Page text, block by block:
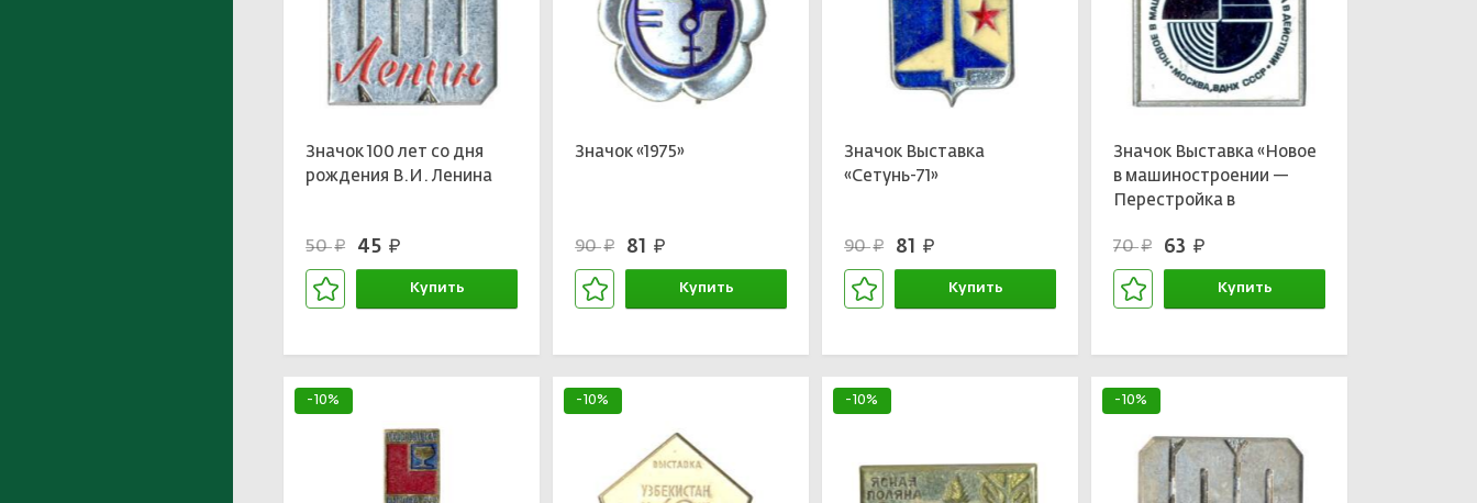
Значок 100 лет со дня
рождения В.И. Ленина
50руб. 45 руб.
Купить
Значок «1975»
90руб. 81 руб.
Купить
Значок Выставка
«Сетунь-71»
90руб. 81 руб.
Купить
Значок Выставка «Новое
в машиностроении —
Перестройка в
70руб. 63 руб.
Купить
-10% -10% -10% -10%